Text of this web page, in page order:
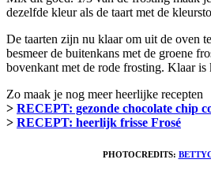
dezelfde kleur als de taart met de
De taarten zijn nu klaar om uit de oven
besmeer de buitenkans met de groene
bovenkant met de rode frosting. Klaar is
Zo maak je nog meer heerlijke recepten
> RECEPT: gezonde chocolate chip
> RECEPT: heerlijk frisse Frosé
PHOTOCREDITS: